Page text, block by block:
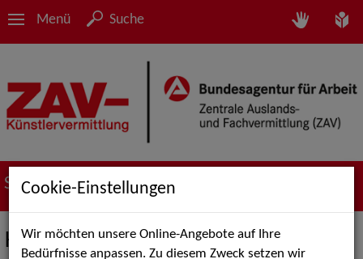
Menü Suche
Suche nach Künstler*innen
Kathrin von Steinburg
Cookie-Einstellungen
Wir möchten unsere Online-Angebote auf Ihre
Bedürfnisse anpassen. Zu diesem Zweck setzen wir